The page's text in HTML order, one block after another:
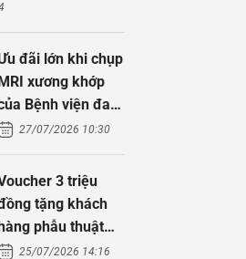
đãi lớn khi chụp
xương khớp
Bệnh viện đa
An Việt
27/07/2026 10:30
3 triệu
tặng khách
phẫu thuật
cùng PGS.
25/07/2026 14:16